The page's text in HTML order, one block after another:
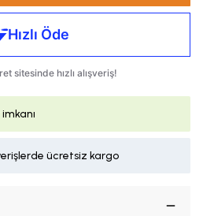
ücretsiz kargo